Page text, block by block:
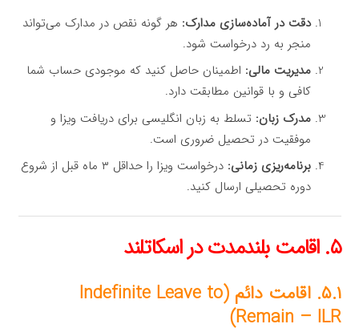
دقت در آماده‌سازی مدارک: هر گونه نقص در مدارک می‌تواند
منجر به رد درخواست شود.
مدیریت مالی: اطمینان حاصل کنید که موجودی حساب شما
کافی و با قوانین مطابقت دارد.
مدرک زبان: تسلط به زبان انگلیسی برای دریافت ویزا و
موفقیت در تحصیل ضروری است.
برنامه‌ریزی زمانی:
درخواست ویزا را حداقل ۳ ماه قبل از شروع
دوره تحصیلی ارسال کنید.
۵. اقامت بلندمدت در اسکاتلند
۵.۱. اقامت دائم (Indefinite Leave to
Remain – ILR)